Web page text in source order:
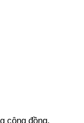
cộng đồng.